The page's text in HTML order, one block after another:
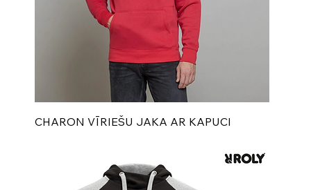
CHARON VĪRIEŠU JAKA AR KAPUCI